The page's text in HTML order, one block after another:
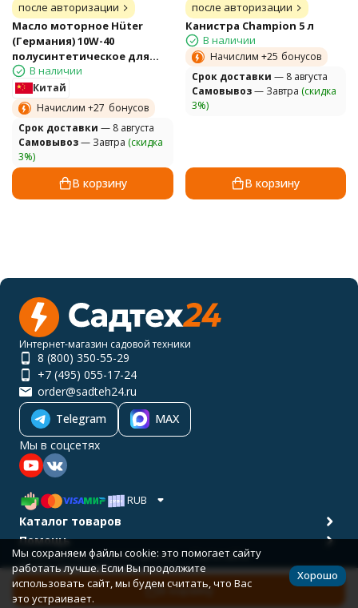
В корзину
после авторизации
Масло моторное Hüter
(Германия) 10W-40
полусинтетическое для
четырёхтактных
двигателей 1л.
В наличии
Китай
Начислим +27 бонусов
Cрок доставки — 8 августа
Самовывоз— Завтра (скидка
3%)
В корзину
после авторизации
Канистра Champion 5 л
В наличии
Начислим +25 бонусов
Cрок доставки — 8 августа
Самовывоз— Завтра (скидка
3%)
В корзину
Интернет-магазин садовой техники
8 (800) 350-55-29
+7 (495) 055-17-24
order@sadteh24.ru
Telegram
MAX
Мы в соцсетях
RUB
Каталог товаров
Помощь
Политика персональных данных
Карта сайта
© 2001-2026 САДТЕХ24
Разработано вbodysite.ru
Мы сохраняем файлы cookie: это помогает сайту
работать лучше. Если Вы продолжите
использовать сайт, мы будем считать, что Вас
это устраивает.
Хорошо